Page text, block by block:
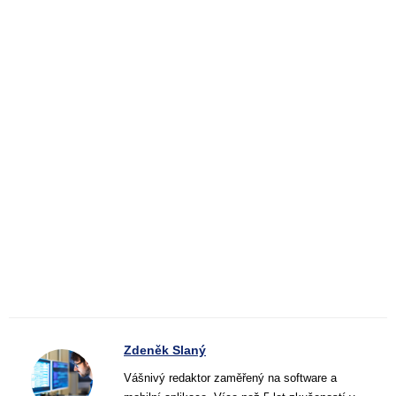
Zdeněk Slaný
Vášnivý redaktor zaměřený na software a